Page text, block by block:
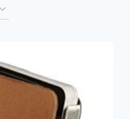
najnowszych